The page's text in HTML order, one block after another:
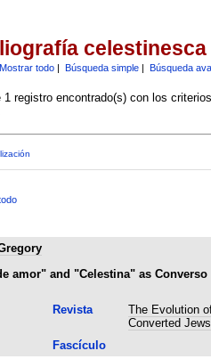
celestinesca
Mostrar todo| Búsqueda simple| Búsqueda
1 registro encontrado(s) con los
amor" and "Celestina" as Converso
Revista
The Evolution
Converted
Fascículo